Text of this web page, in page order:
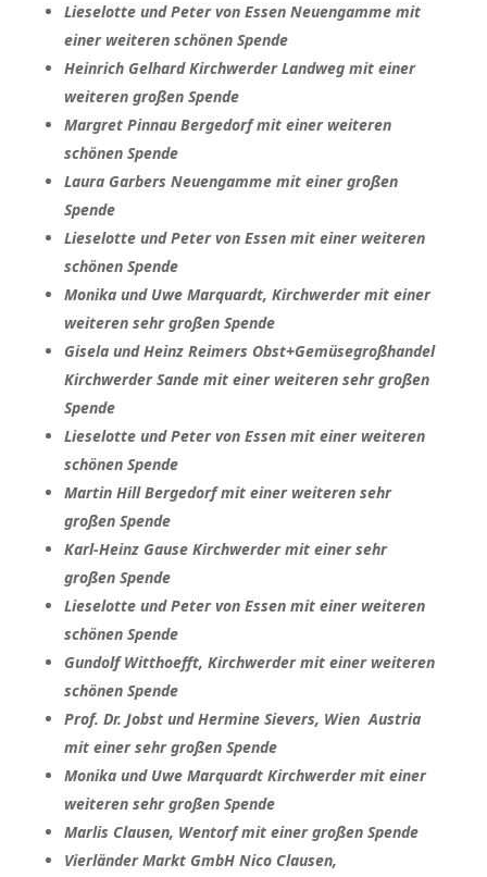
Lieselotte und Peter von Essen Neuengamme mit
einer weiteren schönen Spende
Heinrich Gelhard Kirchwerder Landweg mit einer
weiteren großen Spende
Margret Pinnau Bergedorf mit einer weiteren
schönen Spende
Laura Garbers Neuengamme mit einer großen
Spende
Lieselotte und Peter von Essen mit einer weiteren
schönen Spende
Monika und Uwe Marquardt, Kirchwerder mit einer
weiteren sehr großen Spende
Gisela und Heinz Reimers Obst+Gemüsegroßhandel
Kirchwerder Sande mit einer weiteren sehr großen
Spende
Lieselotte und Peter von Essen mit einer weiteren
schönen Spende
Martin Hill Bergedorf mit einer weiteren sehr
großen Spende
Karl-Heinz Gause Kirchwerder mit einer sehr
großen Spende
Lieselotte und Peter von Essen mit einer weiteren
schönen Spende
Gundolf Witthoefft, Kirchwerder mit einer weiteren
schönen Spende
Prof. Dr. Jobst und Hermine Sievers, Wien Austria
mit einer sehr großen Spende
Monika und Uwe Marquardt Kirchwerder mit einer
weiteren sehr großen Spende
Marlis Clausen, Wentorf mit einer großen Spende
Vierländer Markt GmbH Nico Clausen,